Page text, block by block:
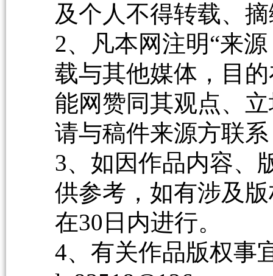
及个人不得转载、
2、凡本网注明“来
载与其他媒体，目
能网赞同其观点、
请与稿件来源方联
3、如因作品内容、
供参考，如有涉及
在30日内进行。
4、有关作品版权事